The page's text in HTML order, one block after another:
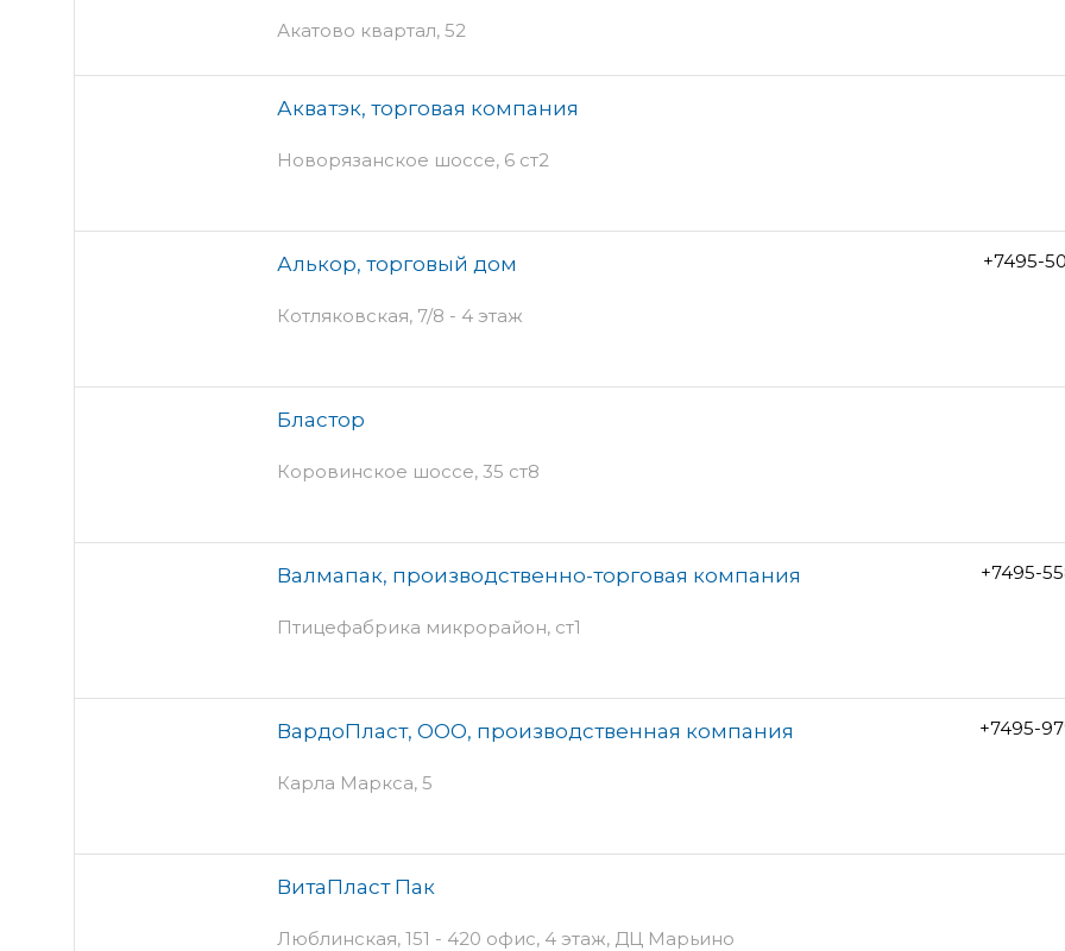
Акатово квартал, 52
Акватэк, торговая компания
Новорязанское шоссе, 6 ст2
Алькор, торговый дом
Котляковская, 7/8 - 4 этаж
+7495-
Бластор
Коровинское шоссе, 35 ст8
Валмапак, производственно-торговая компания
Птицефабрика микрорайон, ст1
+7495-
ВардоПласт, ООО, производственная компания
Карла Маркса, 5
+7495-
ВитаПласт Пак
Люблинская, 151 - 420 офис, 4 этаж, ДЦ Марьино